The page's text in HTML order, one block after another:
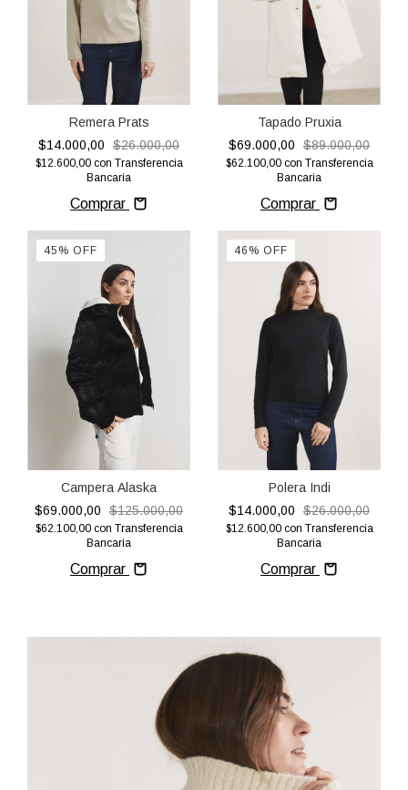
Remera Prats
$14.000,00
$26.000,00
$12.600,00 con Transferencia
Bancaria
Comprar
Tapado Pruxia
$69.000,00
$89.000,00
$62.100,00 con Transferencia
Bancaria
Comprar
45 % OFF
Campera Alaska
$69.000,00
$125.000,00
$62.100,00 con Transferencia
Bancaria
Comprar
46 % OFF
Polera Indi
$14.000,00
$26.000,00
$12.600,00 con Transferencia
Bancaria
Comprar